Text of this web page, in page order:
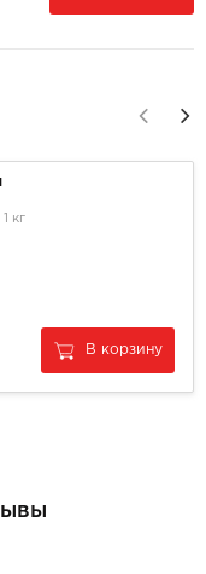
1 кг
В корзину